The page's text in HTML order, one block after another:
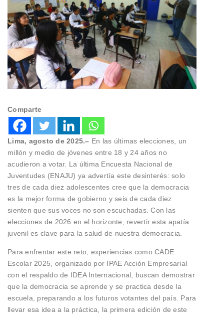
Comparte
Lima, agosto de 2025.– En las últimas elecciones, un
millón y medio de jóvenes entre 18 y 24 años no
acudieron a votar. La última Encuesta Nacional de
Juventudes (ENAJU) ya advertía este desinterés: solo
tres de cada diez adolescentes cree que la democracia
es la mejor forma de gobierno y seis de cada diez
sienten que sus voces no son escuchadas. Con las
elecciones de 2026 en el horizonte, revertir esta apatía
juvenil es clave para la salud de nuestra democracia.
Para enfrentar este reto, experiencias como CADE
Escolar 2025, organizado por IPAE Acción Empresarial
con el respaldo de IDEA Internacional, buscan demostrar
que la democracia se aprende y se practica desde la
escuela, preparando a los futuros votantes del país. Para
llevar esa idea a la práctica, la primera edición de este